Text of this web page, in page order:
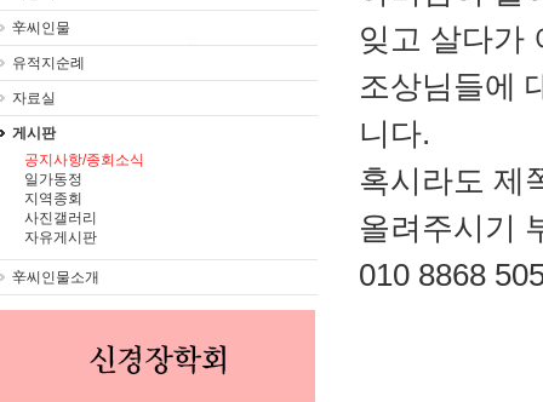
辛씨인물
유적지순례
자료실
게시판
공지사항/종회소식
일가동정
지역종회
사진갤러리
자유게시판
辛씨인물소개
잊고 살다가
조상님들에
니다.
혹시라도 제
올려주시기
010 8868